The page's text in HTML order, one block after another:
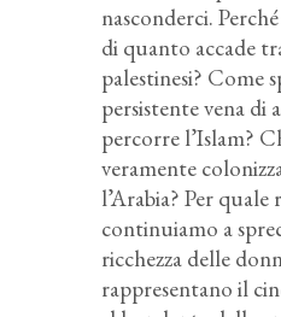
nasconderci.
di quanto accade
palestinesi? Come
persistente vena di
percorre l’Islam?
veramente
l’Arabia? Per quale
continuiamo a
ricchezza delle
rappresentano il